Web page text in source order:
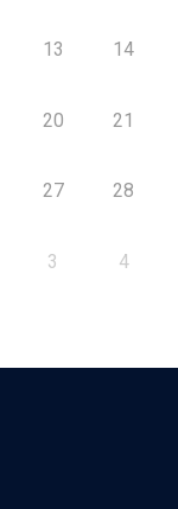
13 14
20 21
27 28
3 4